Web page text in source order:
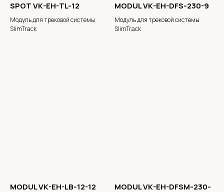
SPOT VK-EH-TL-12
Модуль для трековой системы
SlimTrack
MODUL VK-EH-DFS-230-9
Модуль для трековой системы
SlimTrack
MODUL VK-EH-LB-12-12
MODUL VK-EH-DFSM-230-